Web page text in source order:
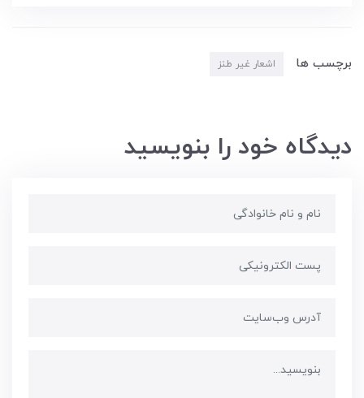
برچسب ها اشعار غیر طنز
دیدگاه خود را بنویسید